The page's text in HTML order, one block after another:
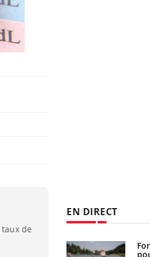
de
EN DIRECT